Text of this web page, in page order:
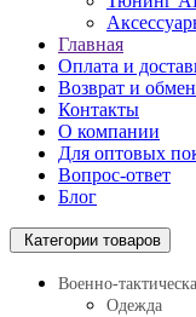
Главная
Оплата и
Возврат и обмен
Контакты
О компании
Для оптовых
Вопрос-ответ
Блог
Категории товаров
Военно-
Одежда